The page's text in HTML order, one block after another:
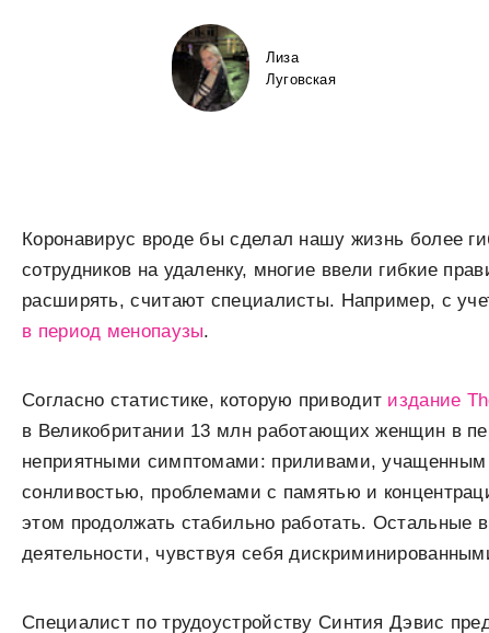
Лиза
Луговская
Коронавирус вроде бы сделал нашу жизнь более
сотрудников на удаленку, многие ввели гибкие
расширять, считают специалисты. Например, с
в период менопаузы.
Согласно статистике, которую приводит издание
в Великобритании 13 млн работающих женщин в
неприятными симптомами: приливами, учащенным
сонливостью, проблемами с памятью и
этом продолжать стабильно работать.
деятельности, чувствуя себя
Специалист по трудоустройству Синтия Дэвис